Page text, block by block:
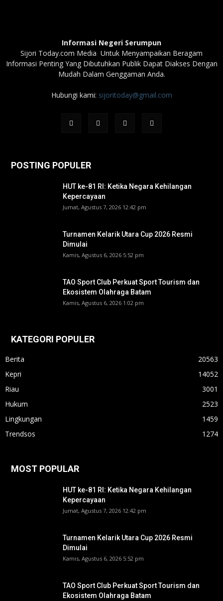
Informasi Negeri Serumpun
Sijori Today.com Media Untuk Menyampaikan Beragam
Informasi Penting Yang Dibutuhkan Publik Dapat Diakses Dengan
Mudah Dalam Genggaman Anda.
Hubungi kami: sijoritoday@gmail.com
POSTING POPULER
HUT ke-81 RI: Ketika Negara Kehilangan
Kepercayaan
Jumat, Agustus 7, 2026 12:42 pm
Turnamen Kelarik Utara Cup 2026 Resmi
Dimulai
Kamis, Agustus 6, 2026 5:52 pm
TAO Sport Club Perkuat Sport Tourism dan
Ekosistem Olahraga Batam
Kamis, Agustus 6, 2026 1:02 pm
KATEGORI POPULER
Berita
20563
Kepri
14052
Riau
3001
Hukum
2523
Lingkungan
1459
Trendsos
1274
MOST POPULAR
HUT ke-81 RI: Ketika Negara Kehilangan
Kepercayaan
Jumat, Agustus 7, 2026 12:42 pm
Turnamen Kelarik Utara Cup 2026 Resmi
Dimulai
Kamis, Agustus 6, 2026 5:52 pm
TAO Sport Club Perkuat Sport Tourism dan
Ekosistem Olahraga Batam